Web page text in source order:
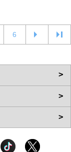
6